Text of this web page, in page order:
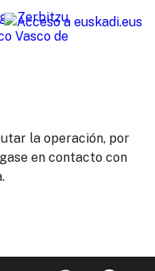
la operación, por
en contacto con